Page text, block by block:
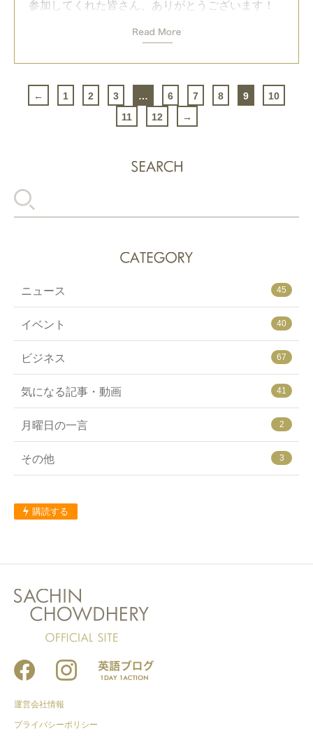
をさせてもらっています。
50年以上、マーケットで活躍する方ですから、そ
日本を愛するロジャーズさんですが、これからの
日本に対して少し厳しい未来を予測しています。
私はそんな未来が訪れないように日本のために投
幼少期は日本の昭和という時代を生き、そして大
人になり平成という時代に日本へ移り住んできま
参加してくれた皆さん、ありがとうございます！
私は運気にはとても強いこだわりがあります。
ています。
この銀座で1年の初めをスタートすれば全員大吉で
そんでない人でも世界に目を向けて広い視野を持
つことが大切だと思います。
そして10がつは増税。
2020年には東京オリンピックなど大きなイベント
が目白押しです。
変化があるということはチャンスがあります。
世の中の変化に注目してチャンスを掴んでいきま
しょう！
Let’s enjoy 2019!
← 1 2 3 … 6 7 8 9
10
11
12 →
ニュース 45
イベント 40
ビジネス 67
気になる記事・動画 41
月曜日の一言 2
その他 3
購読する
運営会社情報
プライバシーポリシー